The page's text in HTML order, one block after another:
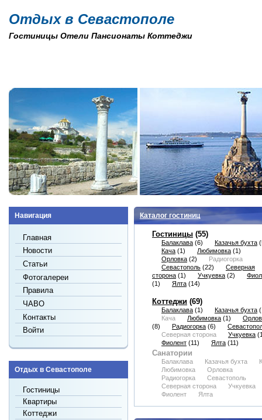
Отдых в Севастополе
Гостиницы Отели Пансионаты Коттеджи
Каталог гостиниц
Гостиницы(55)
Балаклава(6) Казачья бухта
Кача(1) Любимовка(1)
Орловка(2)
Радиогорка
Севастополь(22)
Северная
сторона(1) Учкуевка(2)
(1)
Ялта(14)
Коттеджи(69)
Балаклава(1) Казачья бухта
Кача
Любимовка(1)
(8)
Радиогорка(6)
Северная сторона
Учкуевка
Фиолент(11) Ялта(11)
Санатории
Балаклава Казачья бухта
Любимовка
Орловка
Радиогорка
Севастополь
Северная сторона
Учкуевка
Фиолент
Ялта
Навигация
Главная
Новости
Статьи
Фотогалереи
Правила
ЧАВО
Контакты
Войти
Отдых в Севастополе
Гостиницы
Квартиры
Коттеджи